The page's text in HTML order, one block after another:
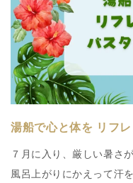
湯船で心と体を リフ
７月に入り、厳しい暑さ
風呂上がりにかえって汗